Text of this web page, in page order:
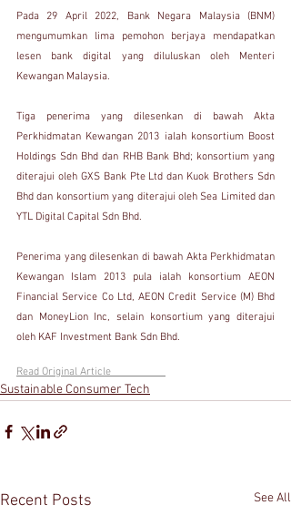
Pada 29 April 2022, Bank Negara Malaysia (BNM)
mengumumkan lima pemohon berjaya mendapatkan
lesen bank digital yang diluluskan oleh Menteri
Kewangan Malaysia.
Tiga penerima yang dilesenkan di bawah Akta
Perkhidmatan Kewangan 2013 ialah konsortium Boost
Holdings Sdn Bhd dan RHB Bank Bhd; konsortium yang
diterajui oleh GXS Bank Pte Ltd dan Kuok Brothers Sdn
Bhd dan konsortium yang diterajui oleh Sea Limited dan
YTL Digital Capital Sdn Bhd.
Penerima yang dilesenkan di bawah Akta Perkhidmatan
Kewangan Islam 2013 pula ialah konsortium AEON
Financial Service Co Ltd, AEON Credit Service (M) Bhd
dan MoneyLion Inc, selain konsortium yang diterajui
oleh KAF Investment Bank Sdn Bhd.
Read Original Article
Sustainable Consumer Tech
Recent Posts See All